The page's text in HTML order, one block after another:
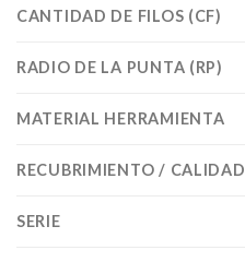
CANTIDAD DE FILOS (CF)
RADIO DE LA PUNTA (RP)
MATERIAL HERRAMIENTA
RECUBRIMIENTO / CALIDAD
SERIE